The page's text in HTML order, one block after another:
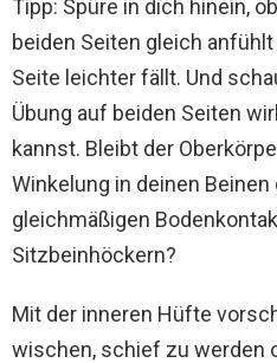
Tipp: Spüre in dich hinein,
beiden Seiten gleich
Seite leichter fällt. Und
Übung auf beiden Seiten
kannst. Bleibt der
Winkelung in deinen
gleichmäßigen
Sitzbeinhöckern?
Mit der inneren Hüfte
wischen, schief zu werden